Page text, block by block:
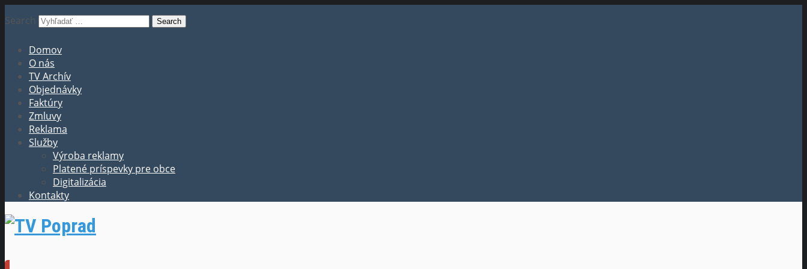
Search
Domov
O nás
TV Archív
Objednávky
Faktúry
Zmluvy
Reklama
Služby
Výroba reklamy
Platené príspevky pre obce
Digitalizácia
Kontakty